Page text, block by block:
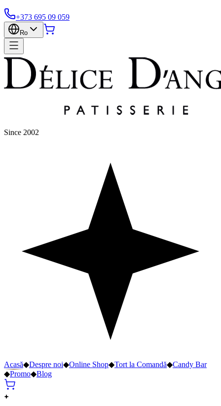
+373 695 09 059
Ro
Since 2002
Acasă◆Despre noi◆Online Shop◆Tort la Comandă◆Candy Bar
◆Promo◆Blog